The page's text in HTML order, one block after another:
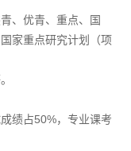
、优青、重点、国
家重点研究计划（项
绩占50%，专业课考